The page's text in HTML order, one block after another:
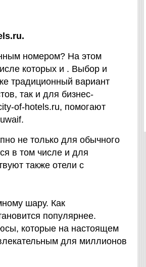
номером? На этом
которых и . Выбор и
традиционный вариант
так и для бизнес-
of-hotels.ru, помогают
не только для обычного
в том числе и для
также отели с
шару. Как
популярнее.
которые на настоящем
для миллионов